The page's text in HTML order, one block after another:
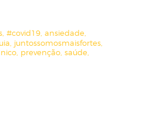
#covid19 ansiedade
juntossomosmaisfortes
prevenção saúde